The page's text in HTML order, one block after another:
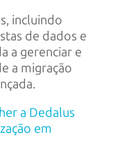
incluindo
de dados e
a gerenciar e
a migração
a Dedalus
em